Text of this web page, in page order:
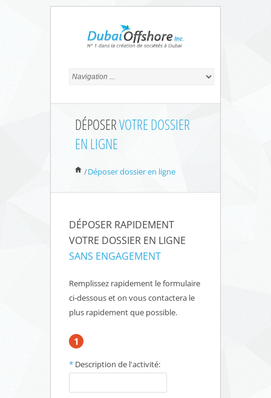
DÉPOSERVOTRE DOSSIER
EN LIGNE
/Déposer dossier en ligne
DÉPOSER RAPIDEMENT
VOTRE DOSSIER EN LIGNE
SANS ENGAGEMENT
Remplissez rapidement le formulaire
ci-dessous et on vous contactera le
plus rapidement que possible.
1
* Description de l'activité: